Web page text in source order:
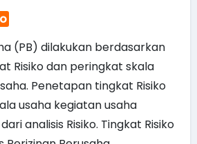
(PB) dilakukan berdasarkan
Risiko dan peringkat skala
Penetapan tingkat Risiko
usaha kegiatan usaha
analisis Risiko. Tingkat Risiko